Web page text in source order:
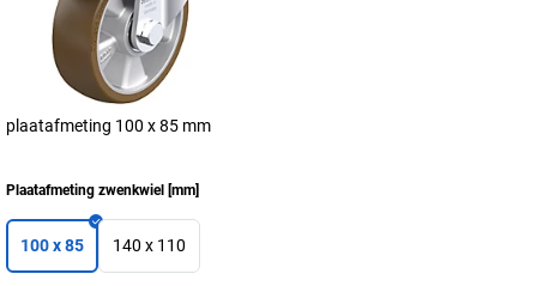
plaatafmeting 100 x 85 mm
Plaatafmeting zwenkwiel [mm]
100 x 85 140 x 110